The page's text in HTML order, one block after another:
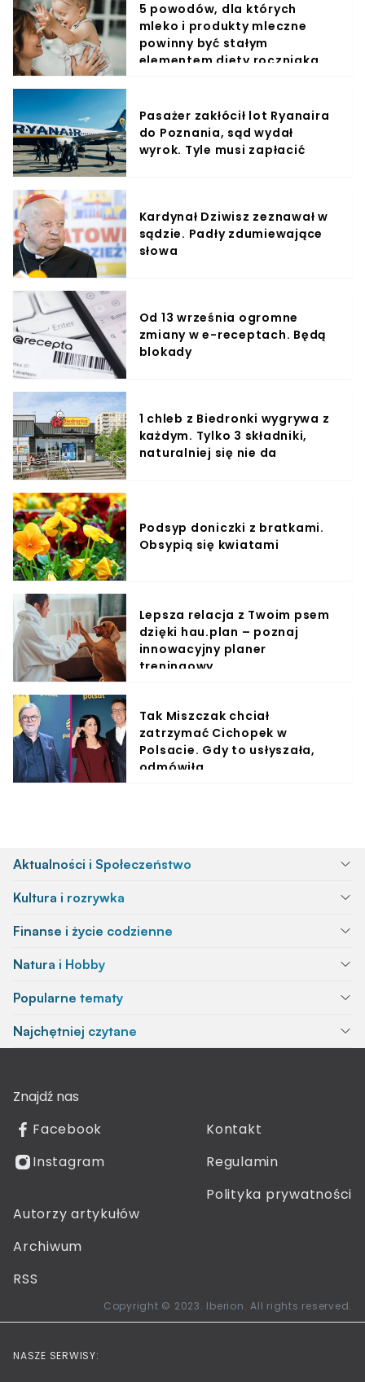
5 powodów, dla których
mleko i produkty mleczne
powinny być stałym
elementem diety roczniaka
Pasażer zakłócił lot Ryanaira
do Poznania, sąd wydał
wyrok. Tyle musi zapłacić
Kardynał Dziwisz zeznawał w
sądzie. Padły zdumiewające
słowa
Od 13 września ogromne
zmiany w e-receptach. Będą
blokady
1 chleb z Biedronki wygrywa z
każdym. Tylko 3 składniki,
naturalniej się nie da
Podsyp doniczki z bratkami.
Obsypią się kwiatami
Lepsza relacja z Twoim psem
dzięki hau.plan – poznaj
innowacyjny planer
treningowy
Tak Miszczak chciał
zatrzymać Cichopek w
Polsacie. Gdy to usłyszała,
odmówiła
Aktualności i Społeczeństwo
Kultura i rozrywka
Finanse i życie codzienne
Natura i Hobby
Popularne tematy
Najchętniej czytane
Znajdź nas
Facebook
Instagram
Kontakt
Regulamin
Polityka prywatności
Autorzy artykułów
Archiwum
RSS
Copyright © 2023. Iberion. All rights reserved.
NASZE SERWISY: